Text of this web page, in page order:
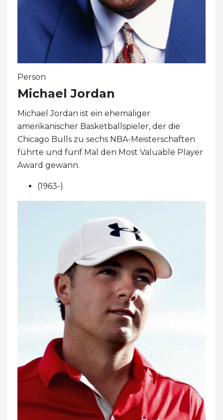
Person
Michael Jordan
Michael Jordan ist ein ehemaliger
amerikanischer Basketballspieler, der die
Chicago Bulls zu sechs NBA-Meisterschaften
führte und fünf Mal den Most Valuable Player
Award gewann.
(1963-)